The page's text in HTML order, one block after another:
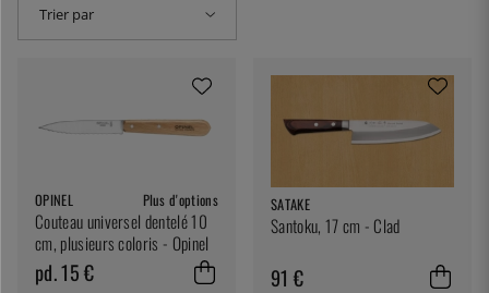
Trier par
OPINEL Plus d'options
Couteau universel dentelé 10
cm, plusieurs coloris - Opinel
pd. 15 €
SATAKE
Santoku, 17 cm - Clad
91 €